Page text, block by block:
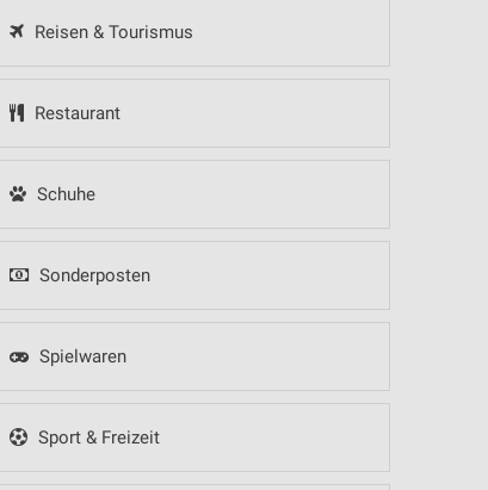
Reisen & Tourismus
Restaurant
Schuhe
Sonderposten
Spielwaren
Sport & Freizeit